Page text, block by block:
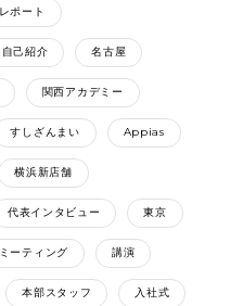
ポート
自己紹介 名古屋
関西アカデミー
すしざんまい Appias
横浜新店舗
代表インタビュー 東京
ミーティング 講演
本部スタッフ 入社式